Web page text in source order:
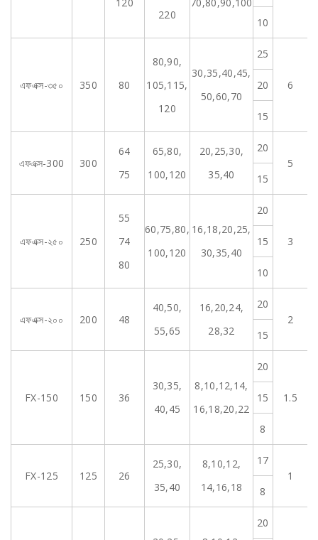
220
10
এফএক্স-৩৫০ 350 80
80,90,
105,115,
120
30,35,40,45,
50,60,70
25
6
20
15
এফএক্স-300 300
64
75
65,80,
100,120
20,25,30,
35,40
20
5
15
এফএক্স-২৫০ 250
55
74
80
60,75,80,
100,120
16,18,20,25,
30,35,40
20
3
15
10
এফএক্স-২০০ 200 48
40,50,
55,65
16,20,24,
28,32
20
2
15
FX-150 150 36
30,35,
40,45
8,10,12,14,
16,18,20,22
20
1.5
15
8
FX-125 125 26
25,30,
35,40
8,10,12,
14,16,18
17
1
8
20